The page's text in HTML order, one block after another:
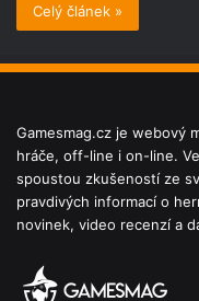
Celý článek »
Gamesmag.cz je webový
hráče, off-line i on-line.
spoustou zkušeností ze
pravdivých informací o
novinek, video recenzí a